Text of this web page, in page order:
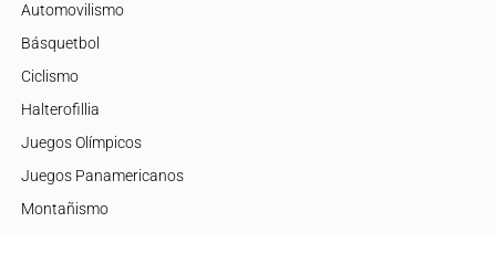
Automovilismo
Básquetbol
Ciclismo
Halterofillia
Juegos Olímpicos
Juegos Panamericanos
Montañismo